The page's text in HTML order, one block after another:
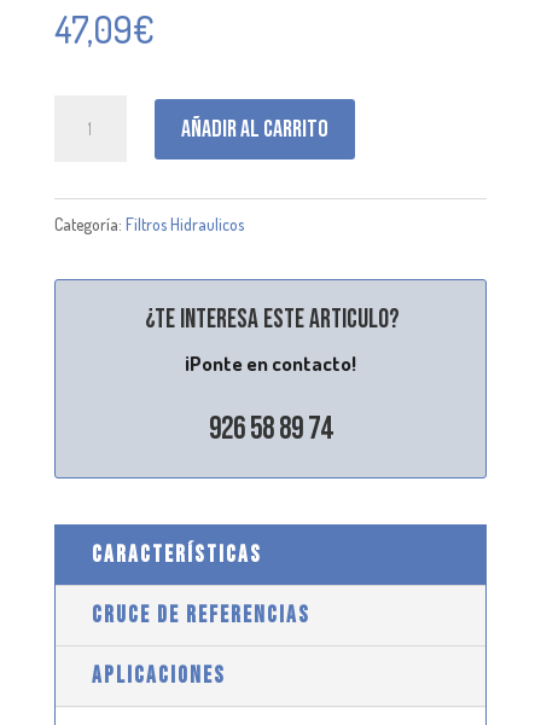
47,09€
Añadir al carrito
Categoría: Filtros Hidraulicos
¿Te interesa este articulo?
¡Ponte en contacto!
926 58 89 74
CARACTERÍSTICAS
CRUCE DE REFERENCIAS
APLICACIONES